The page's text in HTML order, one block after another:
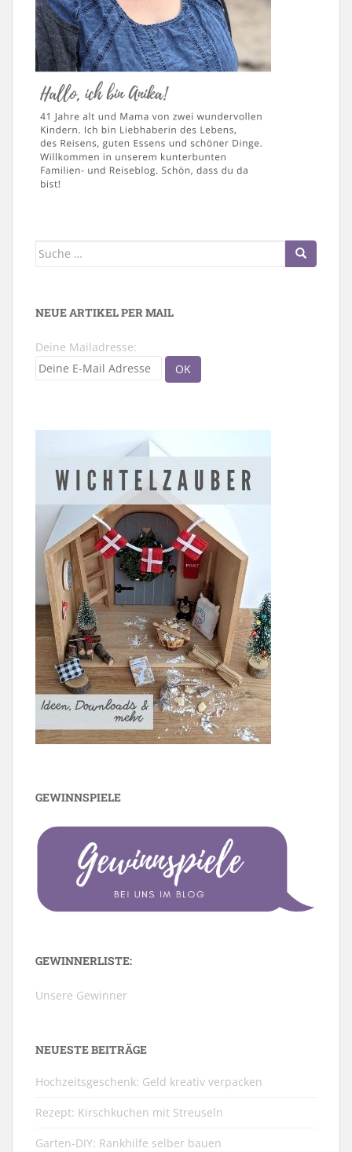
Suche
NEUE ARTIKEL PER MAIL
Deine Mailadresse:
GEWINNSPIELE
GEWINNERLISTE:
Unsere Gewinner
NEUESTE BEITRÄGE
Hochzeitsgeschenk: Geld kreativ verpacken
Rezept: Kirschkuchen mit Streuseln
Garten-DIY: Rankhilfe selber bauen